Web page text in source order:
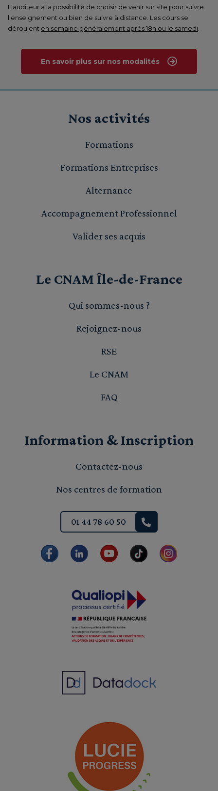
L'auditeur a la possibilité de choisir de venir sur site pour suivre
l'enseignement ou bien de suivre à distance. Les cours se
déroulent en semaine généralement après 18h ou le samedi
En savoir plus sur nos modalités
Nos activités
Formations
Formations Entreprises
Alternance
Accompagnement Professionnel
Valider ses acquis
Le CNAM Île-de-France
Qui sommes-nous ?
Rejoignez-nous
RSE
Le CNAM
FAQ
Information & Inscription
Contactez-nous
Nos centres de formation
01 44 78 60 50